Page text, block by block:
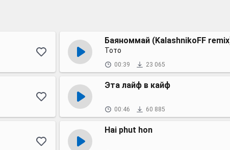
Баяноммай (KalashnikoFF
Тото
00:39 23 065
Эта лайф в кайф
00:46 60 885
Hai phut hon